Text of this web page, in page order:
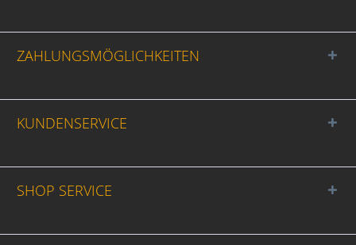
ZAHLUNGSMÖGLICHKEITEN
KUNDENSERVICE
SHOP SERVICE